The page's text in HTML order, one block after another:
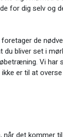
for dig selv og
de
du bliver set i
Vi har
er til at